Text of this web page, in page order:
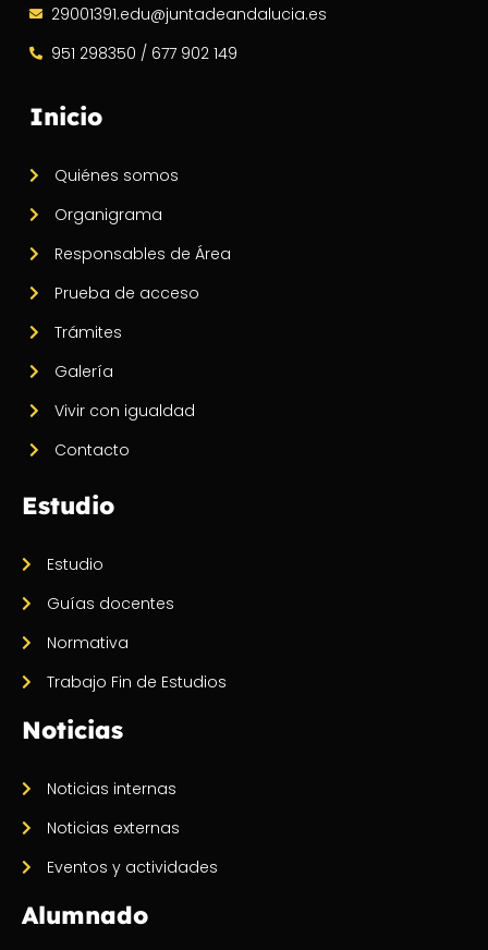
29001391.edu@juntadeandalucia.es
951 298350 / 677 902 149
Inicio
Quiénes somos
Organigrama
Responsables de Área
Prueba de acceso
Trámites
Galería
Vivir con igualdad
Contacto
Estudio
Estudio
Guías docentes
Normativa
Trabajo Fin de Estudios
Noticias
Noticias internas
Noticias externas
Eventos y actividades
Alumnado